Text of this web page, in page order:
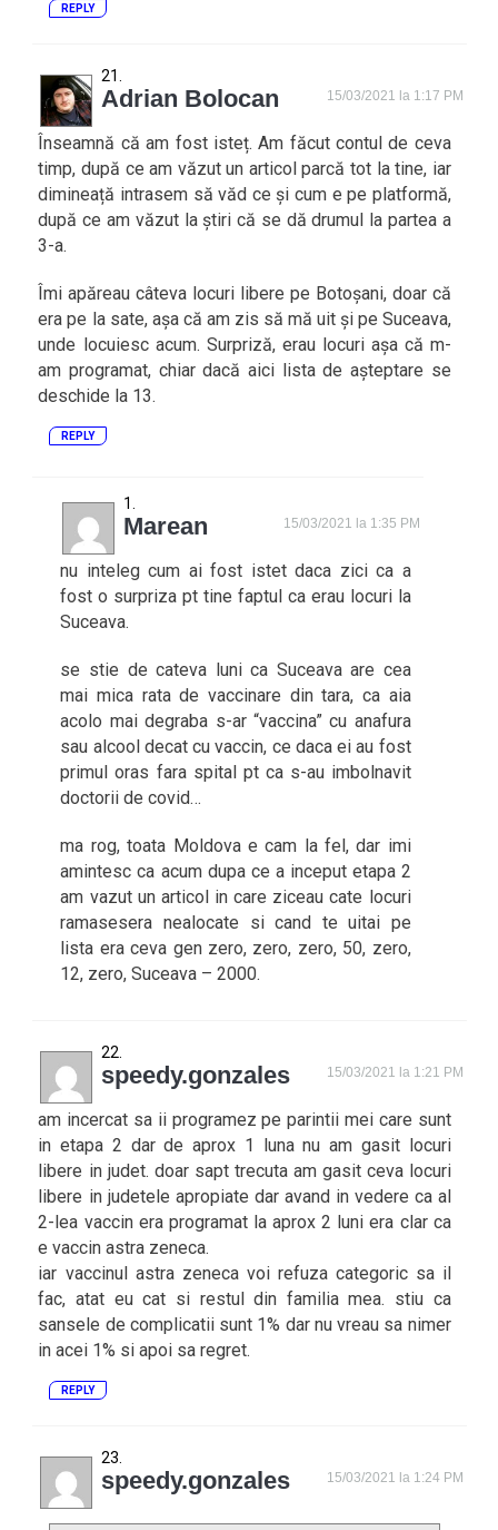
REPLY
Adrian Bolocan 15/03/2021 la 1:17 PM
Înseamnă că am fost isteț. Am făcut contul de ceva
timp, după ce am văzut un articol parcă tot la tine, iar
dimineață intrasem să văd ce și cum e pe platformă,
după ce am văzut la știri că se dă drumul la partea a
3-a.
Îmi apăreau câteva locuri libere pe Botoșani, doar că
era pe la sate, așa că am zis să mă uit și pe Suceava,
unde locuiesc acum. Surpriză, erau locuri așa că m-
am programat, chiar dacă aici lista de așteptare se
deschide la 13.
REPLY
Marean 15/03/2021 la 1:35 PM
nu inteleg cum ai fost istet daca zici ca a
fost o surpriza pt tine faptul ca erau locuri la
Suceava.
se stie de cateva luni ca Suceava are cea
mai mica rata de vaccinare din tara, ca aia
acolo mai degraba s-ar “vaccina” cu anafura
sau alcool decat cu vaccin, ce daca ei au fost
primul oras fara spital pt ca s-au imbolnavit
doctorii de covid…
ma rog, toata Moldova e cam la fel, dar imi
amintesc ca acum dupa ce a inceput etapa 2
am vazut un articol in care ziceau cate locuri
ramasesera nealocate si cand te uitai pe
lista era ceva gen zero, zero, zero, 50, zero,
12, zero, Suceava – 2000.
speedy.gonzales 15/03/2021 la 1:21 PM
am incercat sa ii programez pe parintii mei care sunt
in etapa 2 dar de aprox 1 luna nu am gasit locuri
libere in judet. doar sapt trecuta am gasit ceva locuri
libere in judetele apropiate dar avand in vedere ca al
2-lea vaccin era programat la aprox 2 luni era clar ca
e vaccin astra zeneca.
iar vaccinul astra zeneca voi refuza categoric sa il
fac, atat eu cat si restul din familia mea. stiu ca
sansele de complicatii sunt 1% dar nu vreau sa nimer
in acei 1% si apoi sa regret.
REPLY
speedy.gonzales 15/03/2021 la 1:24 PM